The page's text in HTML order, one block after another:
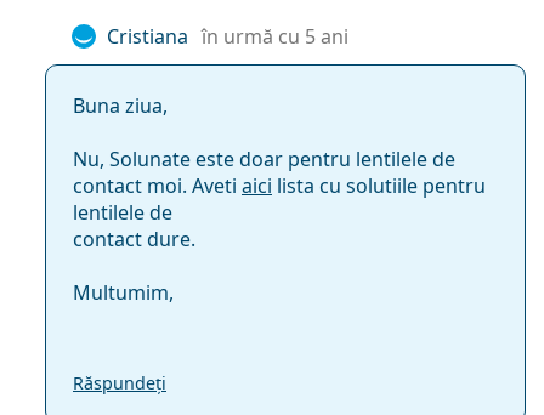
Cristiana în urmă cu 5 ani
Buna ziua,
Nu, Solunate este doar pentru lentilele de
contact moi. Aveti aici lista cu solutiile pentru
lentilele de
contact dure.
Multumim,
Răspundeți